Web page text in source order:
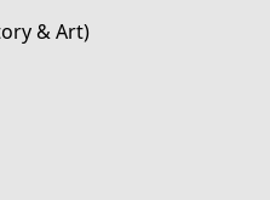
& Art)